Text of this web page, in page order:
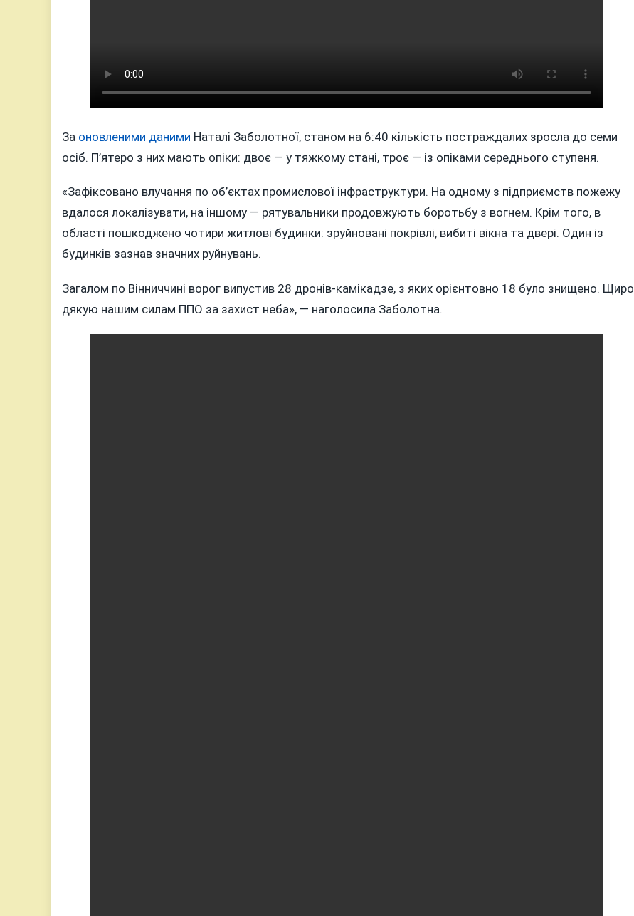
За оновленими даними Наталі Заболотної, станом на 6:40 кількість постраждалих зросла до семи
осіб. П’ятеро з них мають опіки: двоє — у тяжкому стані, троє — із опіками середнього ступеня.
«Зафіксовано влучання по об’єктах промислової інфраструктури. На одному з підприємств пожежу
вдалося локалізувати, на іншому — рятувальники продовжують боротьбу з вогнем. Крім того, в
області пошкоджено чотири житлові будинки: зруйновані покрівлі, вибиті вікна та двері. Один із
будинків зазнав значних руйнувань.
Загалом по Вінниччині ворог випустив 28 дронів-камікадзе, з яких орієнтовно 18 було знищено. Щиро
дякую нашим силам ППО за захист неба», — наголосила Заболотна.